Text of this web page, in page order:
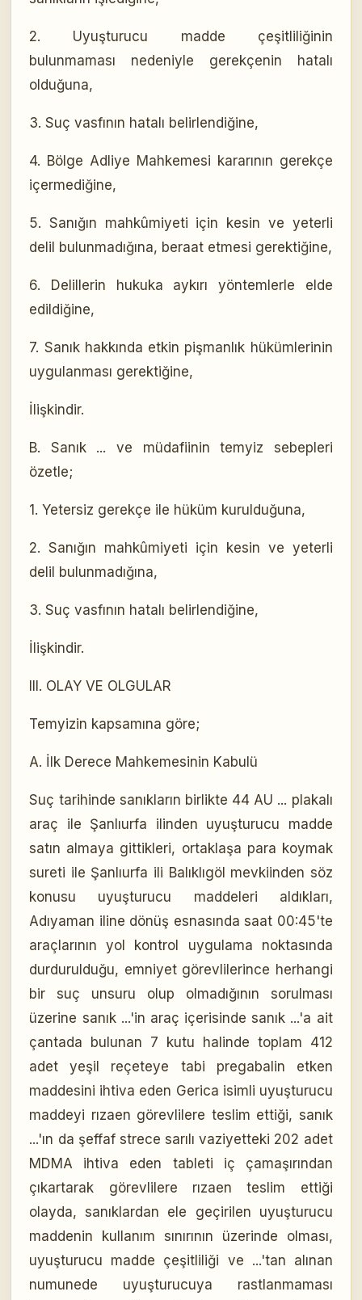
2. Uyuşturucu madde çeşitliliğinin
bulunmaması nedeniyle gerekçenin hatalı
olduğuna,
3. Suç vasfının hatalı belirlendiğine,
4. Bölge Adliye Mahkemesi kararının gerekçe
içermediğine,
5. Sanığın mahkûmiyeti için kesin ve yeterli
delil bulunmadığına, beraat etmesi gerektiğine,
6. Delillerin hukuka aykırı yöntemlerle elde
edildiğine,
7. Sanık hakkında etkin pişmanlık hükümlerinin
uygulanması gerektiğine,
İlişkindir.
B. Sanık ... ve müdafiinin temyiz sebepleri
özetle;
1. Yetersiz gerekçe ile hüküm kurulduğuna,
2. Sanığın mahkûmiyeti için kesin ve yeterli
delil bulunmadığına,
3. Suç vasfının hatalı belirlendiğine,
İlişkindir.
III. OLAY VE OLGULAR
Temyizin kapsamına göre;
A. İlk Derece Mahkemesinin Kabulü
Suç tarihinde sanıkların birlikte 44 AU ... plakalı
araç ile Şanlıurfa ilinden uyuşturucu madde
satın almaya gittikleri, ortaklaşa para koymak
sureti ile Şanlıurfa ili Balıklıgöl mevkiinden söz
konusu uyuşturucu maddeleri aldıkları,
Adıyaman iline dönüş esnasında saat 00:45'te
araçlarının yol kontrol uygulama noktasında
durdurulduğu, emniyet görevlilerince herhangi
bir suç unsuru olup olmadığının sorulması
üzerine sanık ...'in araç içerisinde sanık ...'a ait
çantada bulunan 7 kutu halinde toplam 412
adet yeşil reçeteye tabi pregabalin etken
maddesini ihtiva eden Gerica isimli uyuşturucu
maddeyi rızaen görevlilere teslim ettiği, sanık
...'ın da şeffaf strece sarılı vaziyetteki 202 adet
MDMA ihtiva eden tableti iç çamaşırından
çıkartarak görevlilere rızaen teslim ettiği
olayda, sanıklardan ele geçirilen uyuşturucu
maddenin kullanım sınırının üzerinde olması,
uyuşturucu madde çeşitliliği ve ...'tan alınan
numunede uyuşturucuya rastlanmaması